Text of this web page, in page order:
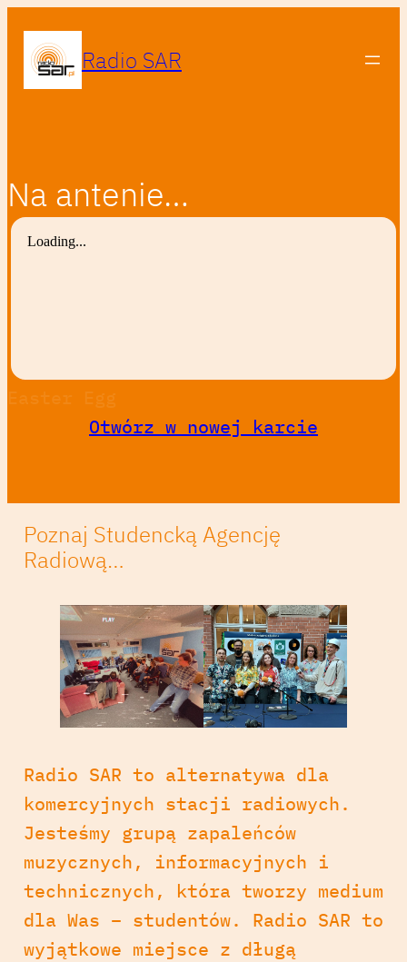
Radio SAR
Na antenie…
Otwórz w nowej karcie
Poznaj Studencką Agencję
Radiową…
Radio SAR to alternatywa dla
komercyjnych stacji radiowych.
Jesteśmy grupą zapaleńców
muzycznych, informacyjnych i
technicznych, która tworzy medium
dla Was – studentów. Radio SAR to
wyjątkowe miejsce z długą